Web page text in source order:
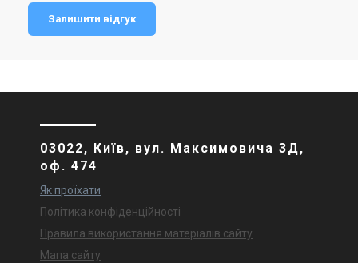
Залишити відгук
03022, Київ, вул. Максимовича 3Д,
оф. 474
Як проїхати
Політика конфіденційності
Правила використання матеріалів сайту
Мапа сайту